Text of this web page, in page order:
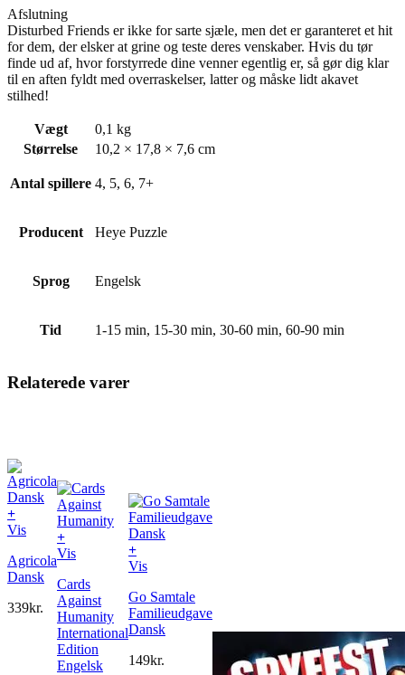
Afslutning
Disturbed Friends er ikke for sarte sjæle, men det er garanteret et hit
for dem, der elsker at grine og teste deres venskaber. Hvis du tør
finde ud af, hvor forstyrrede dine venner egentlig er, så gør dig klar
til en aften fyldt med overraskelser, latter og måske lidt akavet
stilhed!
Vægt
0,1 kg
Størrelse
10,2 × 17,8 × 7,6 cm
Antal spillere 4, 5, 6, 7+
Producent Heye Puzzle
Sprog Engelsk
Tid 1-15 min, 15-30 min, 30-60 min, 60-90 min
Relaterede varer
+
Vis
Agricola
Dansk
339kr.
+
Vis
Cards
Against
Humanity
International
Edition
Engelsk
+
Vis
Go Samtale
Familieudgave
Dansk
149kr.